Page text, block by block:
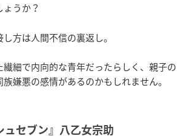
うか？
方は人間不信の裏返し。
細で内向的な青年だったらしく、親子の
嫌悪の感情があるのかもしれません。
ュセブン』八乙女宗助